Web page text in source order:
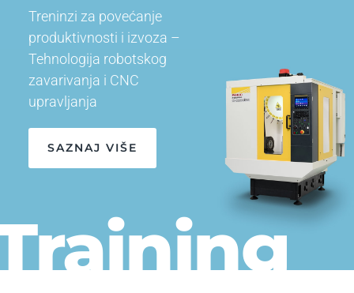
Treninzi za povećanje
produktivnosti i izvoza –
Tehnologija robotskog
zavarivanja i CNC
upravljanja
SAZNAJ VIŠE